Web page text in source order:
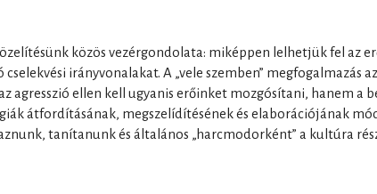
közös vezérgondolata: miképpen lelhetjük fel az
irányvonalakat. A „vele szemben” megfogalmazás
agresszió ellen kell ugyanis erőinket mozgósítani, hanem a
átfordításának, megszelídítésének és elaborációjának
tanítanunk és általános „harcmodorként” a kultúra